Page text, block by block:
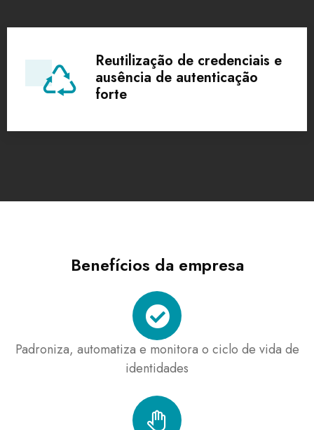
Reutilização de credenciais e
ausência de autenticação
forte
Benefícios da empresa
Padroniza, automatiza e monitora o ciclo de vida de
identidades